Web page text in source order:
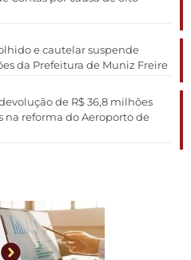
e cautelar suspende
da Prefeitura de Muniz Freire
de R$ 36,8 milhões
na reforma do Aeroporto de